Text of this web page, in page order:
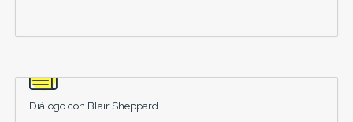
Diálogo con Blair Sheppard